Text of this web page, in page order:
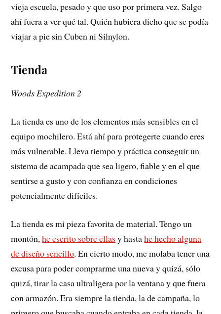
vieja escuela, pesado y que uso por primera vez. Salgo
ahí fuera a ver qué tal. Quién hubiera dicho que se podía
viajar a pie sin Cuben ni Silnylon.
Tienda
Woods Expedition 2
La tienda es uno de los elementos más sensibles en el
equipo mochilero. Está ahí para protegerte cuando eres
más vulnerable. Lleva tiempo y práctica conseguir un
sistema de acampada que sea ligero, fiable y en el que
sentirse a gusto y con confianza en condiciones
potencialmente difíciles.
La tienda es mi pieza favorita de material. Tengo un
montón,he escrito sobre ellas y hastahe hecho alguna
de diseño sencillo. En cierto modo, me molaba tener una
excusa para poder comprarme una nueva y quizá, sólo
quizá, tirar la casa ultraligera por la ventana y que fuera
con armazón. Era siempre la tienda, la de campaña, lo